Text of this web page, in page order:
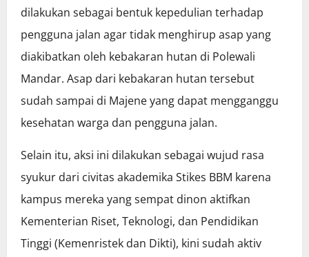
dilakukan sebagai bentuk kepedulian terhadap
pengguna jalan agar tidak menghirup asap yang
diakibatkan oleh kebakaran hutan di Polewali
Mandar. Asap dari kebakaran hutan tersebut
sudah sampai di Majene yang dapat mengganggu
kesehatan warga dan pengguna jalan.
Selain itu, aksi ini dilakukan sebagai wujud rasa
syukur dari civitas akademika Stikes BBM karena
kampus mereka yang sempat dinon aktifkan
Kementerian Riset, Teknologi, dan Pendidikan
Tinggi (Kemenristek dan Dikti), kini sudah aktiv